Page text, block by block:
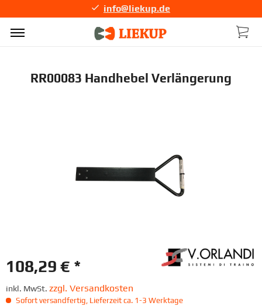
info@liekup.de
RR00083 Handhebel Verlängerung
108,29 € *
inkl. MwSt. zzgl. Versandkosten
Sofort versandfertig, Lieferzeit ca. 1-3 Werktage